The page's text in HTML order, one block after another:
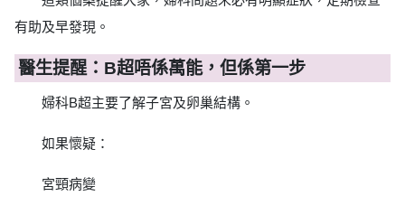
有助及早發現。
醫生提醒：B超唔係萬能，但係第一步
婦科B超主要了解子宮及卵巢結構。
如果懷疑：
宮頸病變